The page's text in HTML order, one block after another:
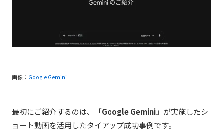
画像： Google Gemini
最初にご紹介するのは、 「Google Gemini」 が実施したシ
ョート動画を活用したタイアップ成功事例です。